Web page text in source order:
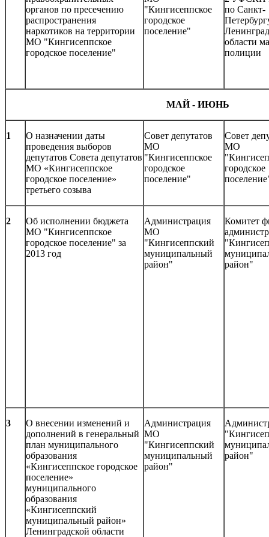
органов по пресечению
распространения
наркотиков на территории
МО "Кингисеппское
городское поселение"
"Кингисеппское
городское
поселение"
по Санкт-
области
полиции
МАЙ - ИЮНЬ
1
О назначении даты
проведения выборов
депутатов Совета депутатов
МО «Кингисеппское
городское поселение»
третьего созыва
Совет депутатов
МО
"Кингисеппское
городское
поселение"
Совет
МО
городское
2
Об исполнении бюджета
МО "Кингисеппское
городское поселение" за
2013 год
Администрация
МО
"Кингисеппский
муниципальный
район"
Комитет
район"
3
О внесении изменений и
дополнений в генеральный
план муниципального
образования
«Кингисеппское городское
поселение»
муниципального
образования
«Кингисеппский
муниципальный район»
Ленинградской области
Администрация
МО
"Кингисеппский
муниципальный
район"
район"